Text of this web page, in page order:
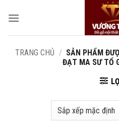
qua
TRANG CHỦ / SẢN PHẨM
ĐẠT MA SƯ TỔ